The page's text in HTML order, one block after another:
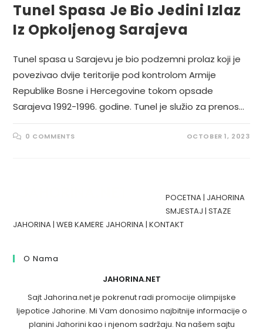
Tunel Spasa Je Bio Jedini Izlaz
Iz Opkoljenog Sarajeva
Tunel spasa u Sarajevu je bio podzemni prolaz koji je
povezivao dvije teritorije pod kontrolom Armije
Republike Bosne i Hercegovine tokom opsade
Sarajeva 1992-1996. godine. Tunel je služio za prenos…
0 COMMENTS OCTOBER 1, 2023
POCETNA | JAHORINA
SMJESTAJ |STAZE
JAHORINA |WEB KAMERE JAHORINA |KONTAKT
O Nama
JAHORINA.NET
Sajt Jahorina.net je pokrenut radi promocije olimpijske
ljepotice Jahorine. Mi Vam donosimo najbitnije informacije o
planini Jahorini kao i njenom sadržaju. Na našem sajtu